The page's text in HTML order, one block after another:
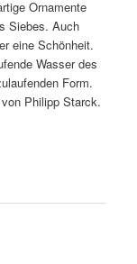
Ornamente
Siebes. Auch
eine Schönheit.
Wasser des
Form.
Philipp Starck.